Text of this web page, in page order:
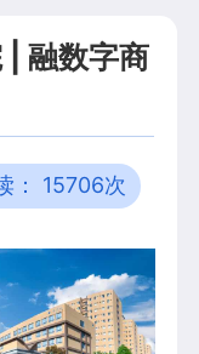
| 融数字商
： 15706次